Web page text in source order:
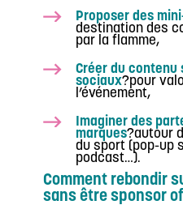
Proposer des
destination des
par la flamme,
Créer du contenu
sociaux?pour
l’événement,
Imaginer des
marques?autour
du sport (pop-up
podcast…).
Comment rebondir
sans être sponsor